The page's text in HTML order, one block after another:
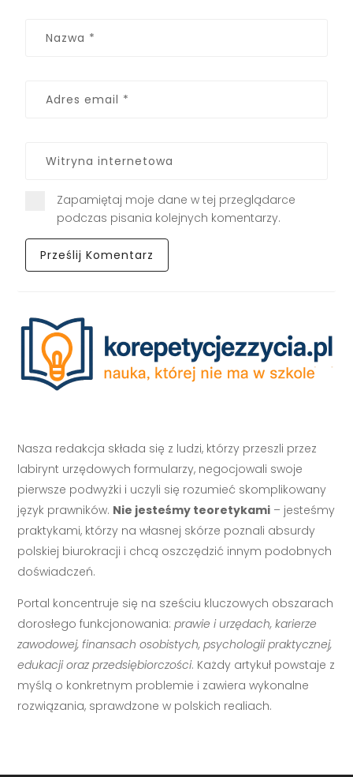
Zapamiętaj moje dane w tej przeglądarce
podczas pisania kolejnych komentarzy.
Nasza redakcja składa się z ludzi, którzy przeszli przez
labirynt urzędowych formularzy, negocjowali swoje
pierwsze podwyżki i uczyli się rozumieć skomplikowany
język prawników. Nie jesteśmy teoretykami – jesteśmy
praktykami, którzy na własnej skórze poznali absurdy
polskiej biurokracji i chcą oszczędzić innym podobnych
doświadczeń.
Portal koncentruje się na sześciu kluczowych obszarach
dorosłego funkcjonowania:prawie i urzędach, karierze
zawodowej, finansach osobistych, psychologii praktycznej,
edukacji oraz przedsiębiorczości. Każdy artykuł powstaje z
myślą o konkretnym problemie i zawiera wykonalne
rozwiązania, sprawdzone w polskich realiach.